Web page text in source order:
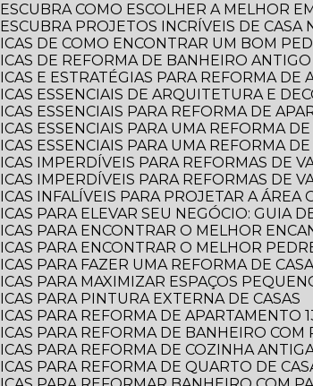
DESCUBRA COMO ESCOLHER A MELHOR
DESCUBRA PROJETOS INCRÍVEIS DE
DICAS DE COMO ENCONTRAR UM BOM
DICAS DE REFORMA DE BANHEIRO
DICAS E ESTRATÉGIAS PARA REFORMA
DICAS ESSENCIAIS DE ARQUITETURA E
DICAS ESSENCIAIS PARA REFORMA DE
DICAS ESSENCIAIS PARA UMA REFORMA
DICAS ESSENCIAIS PARA UMA REFORMA
DICAS IMPERDÍVEIS PARA REFORMAS DE
DICAS IMPERDÍVEIS PARA REFORMAS DE
DICAS INFALÍVEIS PARA PROJETAR A
DICAS PARA ELEVAR SEU NEGÓCIO: GUIA
DICAS PARA ENCONTRAR O MELHOR
DICAS PARA ENCONTRAR O MELHOR
DICAS PARA FAZER UMA REFORMA DE
DICAS PARA MAXIMIZAR ESPAÇOS
DICAS PARA PINTURA EXTERNA DE CASAS
DICAS PARA REFORMA DE
DICAS PARA REFORMA DE BANHEIRO
DICAS PARA REFORMA DE COZINHA
DICAS PARA REFORMA DE QUARTO DE